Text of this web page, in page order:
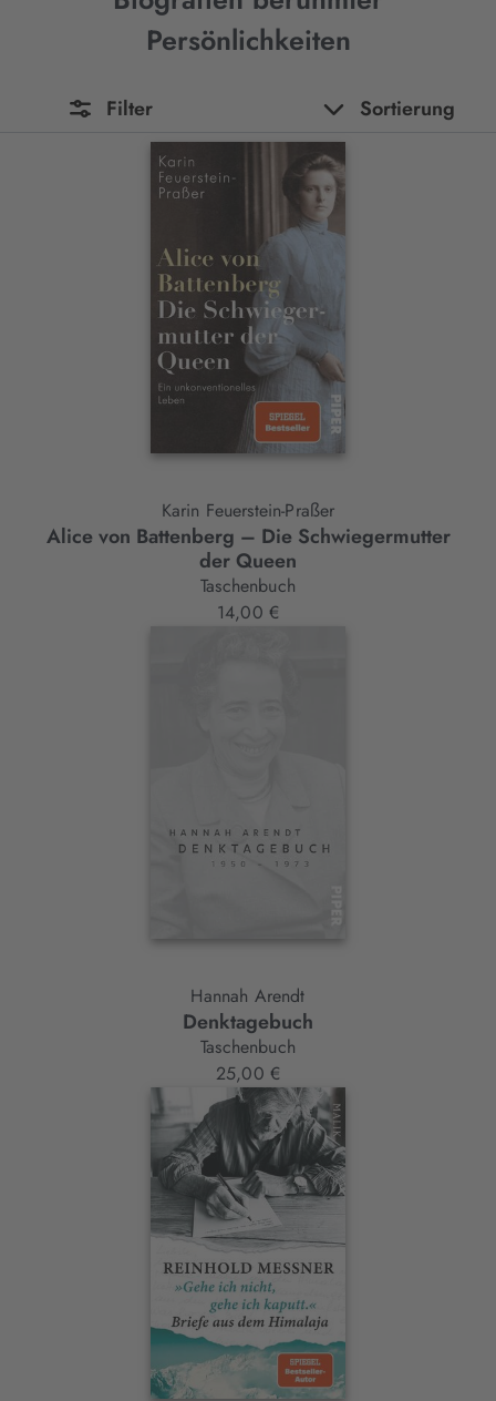
Persönlichkeiten
Filter Sortierung
Karin Feuerstein-Praßer
Alice von Battenberg – Die Schwiegermutter
der Queen
Taschenbuch
14,00 €
Hannah Arendt
Denktagebuch
Taschenbuch
25,00 €